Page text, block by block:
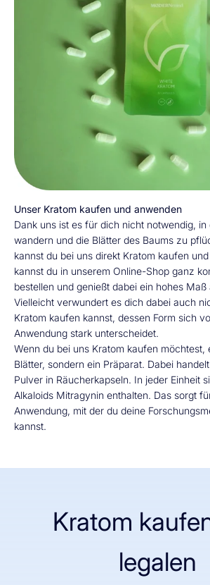
Unser Kratom kaufen und anwenden
Dank uns ist es für dich nicht notwendig,
wandern und die Blätter des Baums zu
kannst du bei uns direkt Kratom kaufen
kannst du in unserem Online-Shop ganz
bestellen und genießt dabei ein hohes Maß
Vielleicht verwundert es dich dabei auch
Kratom kaufen kannst, dessen Form sich
Anwendung stark unterscheidet.
Wenn du bei uns Kratom kaufen möchtest,
Blätter, sondern ein Präparat. Dabei
Pulver in Räucherkapseln. In jeder Einheit
Alkaloids Mitragynin enthalten. Das sorgt
Anwendung, mit der du deine
kannst.
Kratom
legalen